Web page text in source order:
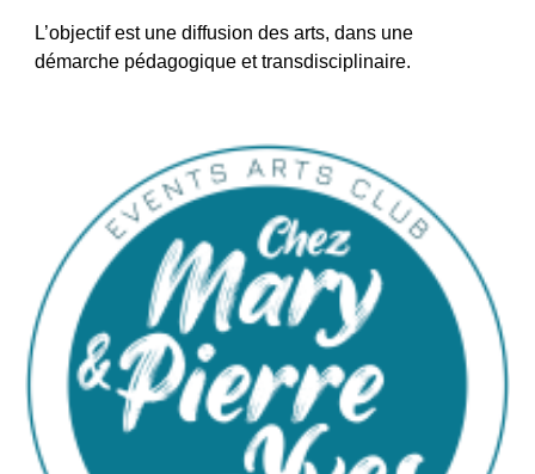
L’objectif est une diffusion des arts, dans une
démarche pédagogique et transdisciplinaire.